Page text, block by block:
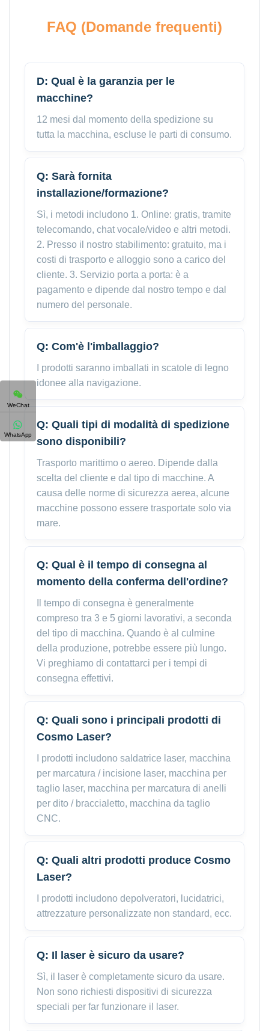
FAQ (Domande frequenti)
D: Qual è la garanzia per le
macchine?
12 mesi dal momento della spedizione su
tutta la macchina, escluse le parti di consumo.
Q: Sarà fornita
installazione/formazione?
Sì, i metodi includono 1. Online: gratis, tramite
telecomando, chat vocale/video e altri metodi.
2. Presso il nostro stabilimento: gratuito, ma i
costi di trasporto e alloggio sono a carico del
cliente. 3. Servizio porta a porta: è a
pagamento e dipende dal nostro tempo e dal
numero del personale.
Q: Com'è l'imballaggio?
I prodotti saranno imballati in scatole di legno
idonee alla navigazione.
Q: Quali tipi di modalità di spedizione
sono disponibili?
Trasporto marittimo o aereo. Dipende dalla
scelta del cliente e dal tipo di macchine. A
causa delle norme di sicurezza aerea, alcune
macchine possono essere trasportate solo via
mare.
Q: Qual è il tempo di consegna al
momento della conferma dell'ordine?
Il tempo di consegna è generalmente
compreso tra 3 e 5 giorni lavorativi, a seconda
del tipo di macchina. Quando è al culmine
della produzione, potrebbe essere più lungo.
Vi preghiamo di contattarci per i tempi di
consegna effettivi.
Q: Quali sono i principali prodotti di
Cosmo Laser?
I prodotti includono saldatrice laser, macchina
per marcatura / incisione laser, macchina per
taglio laser, macchina per marcatura di anelli
per dito / braccialetto, macchina da taglio
CNC.
Q: Quali altri prodotti produce Cosmo
Laser?
I prodotti includono depolveratori, lucidatrici,
attrezzature personalizzate non standard, ecc.
Q: Il laser è sicuro da usare?
Sì, il laser è completamente sicuro da usare.
Non sono richiesti dispositivi di sicurezza
speciali per far funzionare il laser.
WeChat
WhatsApp